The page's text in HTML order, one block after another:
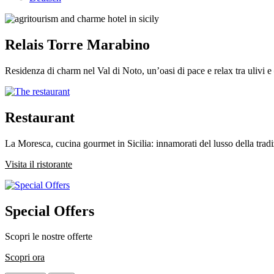
Relais Torre Marabino
Residenza di charm nel Val di Noto, un’oasi di pace e relax tra ulivi e
Restaurant
La Moresca, cucina gourmet in Sicilia: innamorati del lusso della
Visita il ristorante
Special Offers
Scopri le nostre offerte
Scopri ora